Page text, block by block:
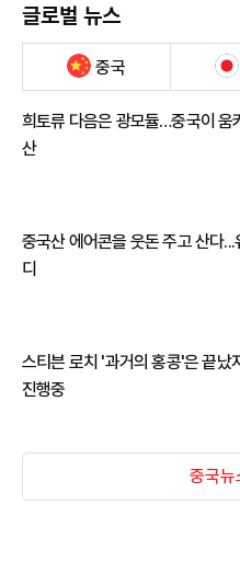
글로벌 뉴스
중국
희토류 다음은 광모듈…중국이 움
산
중국산 에어콘을 웃돈 주고 산다...
디
스티븐 로치 '과거의 홍콩'은 끝났
진행중
중국뉴